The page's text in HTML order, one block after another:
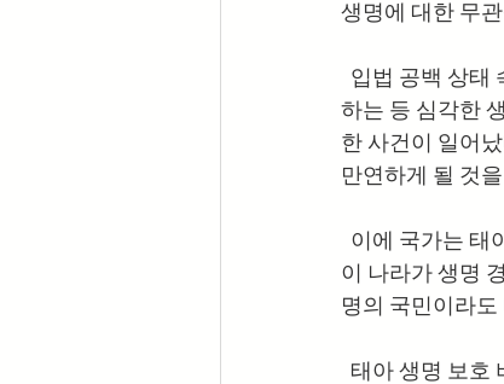
생명에 대한 무
입법 공백 상태
하는 등 심각한
한 사건이 일어
만연하게 될 것
이에 국가는 태
이 나라가 생명
명의 국민이라
태아 생명 보호